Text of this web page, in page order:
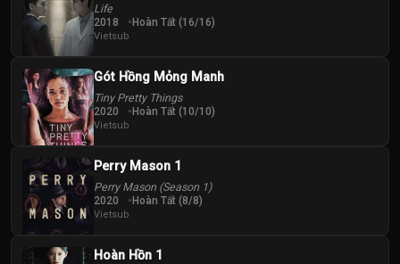
Life
2018 Hoàn Tất (16/16)
Vietsub
Gót Hồng Mỏng Manh
Tiny Pretty Things
2020 Hoàn Tất (10/10)
Vietsub
Perry Mason 1
Perry Mason (Season 1)
2020 Hoàn Tất (8/8)
Vietsub
Hoàn Hồn 1